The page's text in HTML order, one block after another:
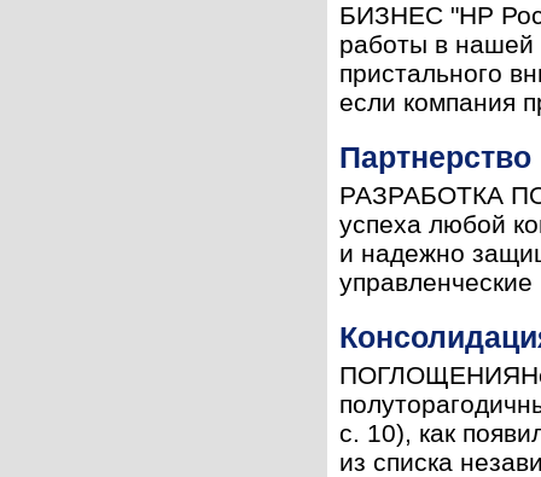
БИЗНЕС "HP
работы в нашей
пристального
если компания
РАЗРАБОТКА ПО
успеха любой
и надежно
ПОГЛОЩЕНИЯНе
с. 10), как
из списка